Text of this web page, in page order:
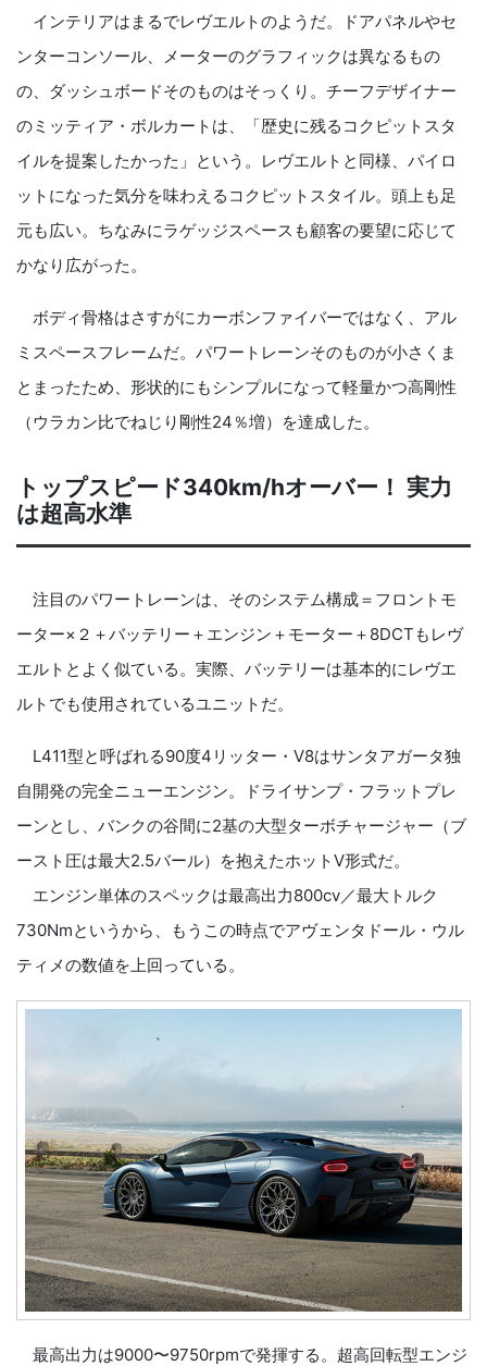
インテリアはまるでレヴエルトのようだ。ドアパネルやセ
ンターコンソール、メーターのグラフィックは異なるもの
の、ダッシュボードそのものはそっくり。チーフデザイナー
のミッティア・ボルカートは、「歴史に残るコクピットスタ
イルを提案したかった」という。レヴエルトと同様、パイロ
ットになった気分を味わえるコクピットスタイル。頭上も足
元も広い。ちなみにラゲッジスペースも顧客の要望に応じて
かなり広がった。
ボディ骨格はさすがにカーボンファイバーではなく、アル
ミスペースフレームだ。パワートレーンそのものが小さくま
とまったため、形状的にもシンプルになって軽量かつ高剛性
（ウラカン比でねじり剛性24％増）を達成した。
トップスピード340km/hオーバー！ 実力
は超高水準
注目のパワートレーンは、そのシステム構成＝フロントモ
ーター×２＋バッテリー＋エンジン＋モーター＋8DCTもレヴ
エルトとよく似ている。実際、バッテリーは基本的にレヴエ
ルトでも使用されているユニットだ。
L411型と呼ばれる90度4リッター・V8はサンタアガータ独
自開発の完全ニューエンジン。ドライサンプ・フラットプレ
ーンとし、バンクの谷間に2基の大型ターボチャージャー（ブ
ースト圧は最大2.5バール）を抱えたホットV形式だ。
エンジン単体のスペックは最高出力800cv／最大トルク
730Nmというから、もうこの時点でアヴェンタドール・ウル
ティメの数値を上回っている。
最高出力は9000〜9750rpmで発揮する。超高回転型エンジ